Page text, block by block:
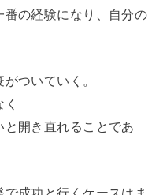
番の経験になり、自分の
ついていく。
開き直れることであ